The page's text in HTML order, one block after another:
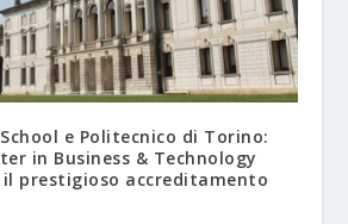
School e Politecnico di Torino:
in Business & Technology
il prestigioso accreditamento